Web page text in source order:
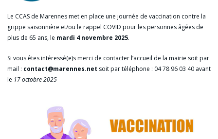
Le CCAS de Marennes met en place une journée de vaccination contre la
grippe saisonnière et/ou le rappel COVID pour les personnes âgées de
plus de 65 ans, le mardi 4 novembre 2025.
Si vous êtes intéressé(e)s merci de contacter l’accueil de la mairie soit par
mail : contact@marennes.net soit par téléphone : 04 78 96 03 40 avant
le 17 octobre 2025